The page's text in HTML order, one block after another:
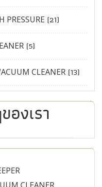
(21)
(5)
CLEANER (13)
งเรา
CLEANER